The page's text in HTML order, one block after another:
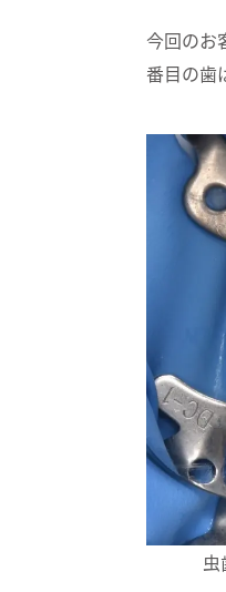
今回のお
番目の歯